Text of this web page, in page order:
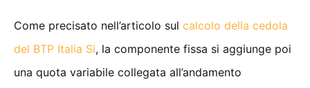
Come precisato nell’articolo sul calcolo della cedola
del BTP Italia Si, la componente fissa si aggiunge poi
una quota variabile collegata all’andamento